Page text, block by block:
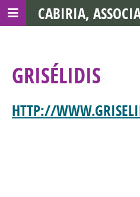
GRISÉLIDIS
HTTP://
CABIRIA,